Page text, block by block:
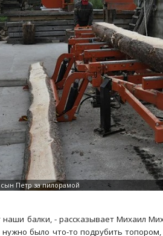
балки, - рассказывает Михаил
было что-то подрубить